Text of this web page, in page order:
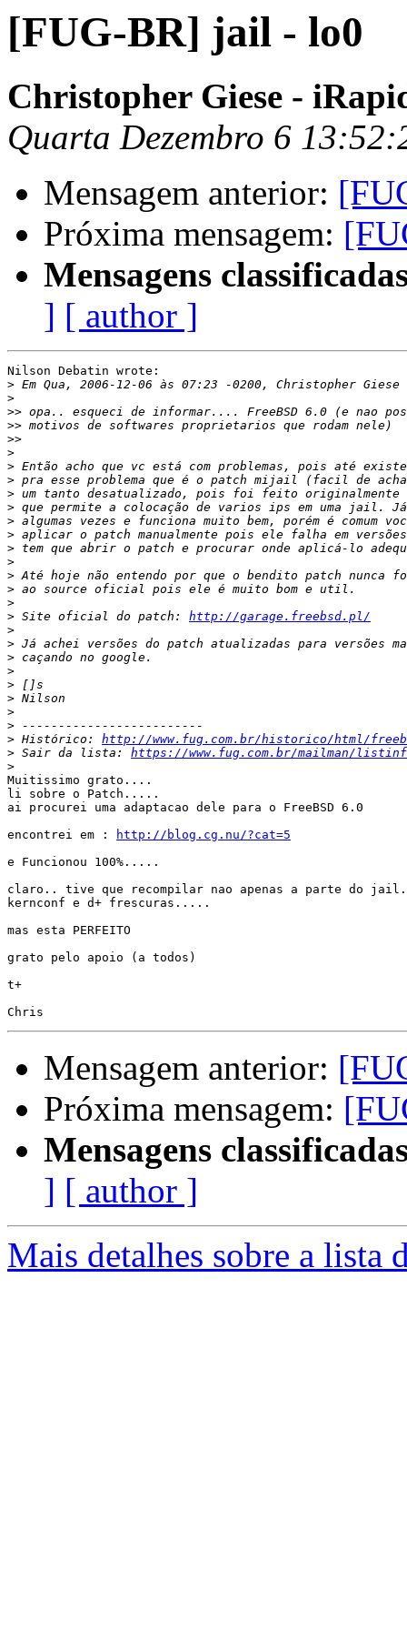
[FUG-BR] jail - lo0
Christopher Giese -
Quarta Dezembro 6
Mensagem anterior:
Próxima mensagem:
Mensagens
] [ author ]
Nilson Debatin wrote:
>
>
>>
>>
>>
>
>
>
>
>
>
>
>
>
>
>
>
> Site oficial do patch: http://garage.freebsd.pl/
>
>
>
>
>
>
>
>
> Histórico: http://www.fug.com.br/historico/html/
> Sair da lista: https://www.fug.com.br/mailman/
>
Muitissimo grato....
li sobre o Patch.....
ai procurei uma adaptacao dele para o FreeBSD 6.0
encontrei em :
http://blog.cg.nu/?cat=5
e Funcionou 100%.....
claro.. tive que recompilar nao apenas a parte do
kernconf e d+ frescuras.....
mas esta PERFEITO
grato pelo apoio (a todos)
t+
Mensagem anterior:
Próxima mensagem:
Mensagens
] [ author ]
Mais detalhes sobre a lista